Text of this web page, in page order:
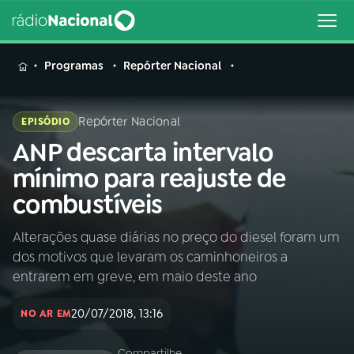
MENU
Buscar
na
Rádio
Nacional
Buscar
AO VIVO
Programas Repórter Nacional
EPISÓDIO Repórter Nacional
ANP descarta intervalo
mínimo para reajuste de
combustíveis
Alterações quase diárias no preço do diesel foram um
dos motivos que levaram os caminhoneiros a
entrarem em greve, em maio deste ano
NO AR EM20/07/2018, 13:16